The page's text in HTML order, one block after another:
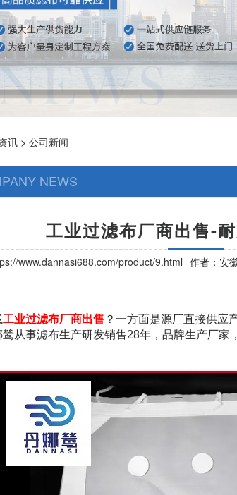
讯 > 公司新闻
NEWS
工业过滤布厂商出售-
www.dannasi688.com/product/9.html 作者：安
工业过滤布厂商出售 ？一方面是源厂直接供应
从事滤布生产研发销售28年，品牌生产厂家